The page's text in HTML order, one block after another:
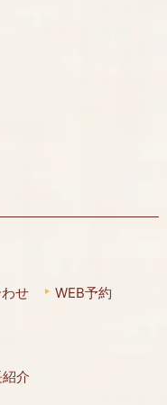
せ WEB予約
介